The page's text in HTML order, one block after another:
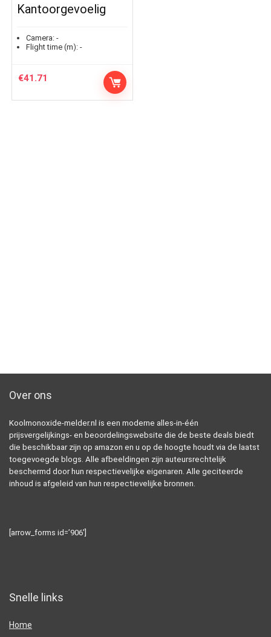
Kantoorgevoelig
Camera: -
Flight time (m): -
€41.71
Over ons
Koolmonoxide-melder.nl is een moderne alles-in-één
prijsvergelijkings- en beoordelingswebsite die de beste deals biedt
die beschikbaar zijn op amazon en u op de hoogte houdt via de laatst
toegevoegde blogs. Alle afbeeldingen zijn auteursrechtelijk
beschermd door hun respectievelijke eigenaren. Alle geciteerde
inhoud is afgeleid van hun respectievelijke bronnen.
[arrow_forms id=’906′]
Snelle links
Home